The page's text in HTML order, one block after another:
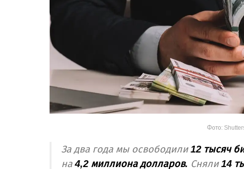
Фото:
За два года мы освободили12 тысяч
на4,2 миллиона долларов. Сняли14